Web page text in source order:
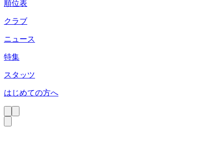
順位表
クラブ
ニュース
特集
スタッツ
はじめての方へ